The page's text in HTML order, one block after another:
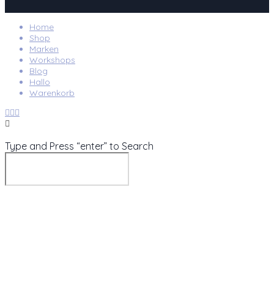
Home
Shop
Marken
Workshops
Blog
Hallo
Warenkorb
Type and Press “enter” to Search